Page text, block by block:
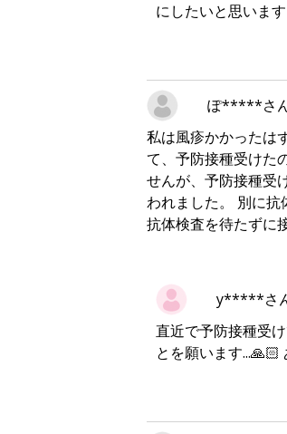
にしたいと思います
ぽ*****さ
私は風疹かかったは
て、予防接種受けた
せんが、予防接種受
われました。 別に
抗体検査を待たずに
y*****さ
直近で予防接種受
とを願います